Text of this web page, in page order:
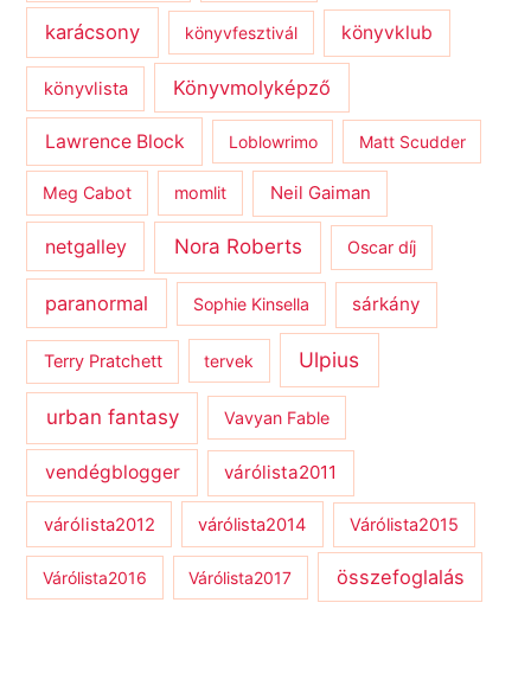
karácsony könyvfesztivál könyvklub
könyvlista Könyvmolyképző
Lawrence Block Loblowrimo Matt Scudder
Meg Cabot momlit Neil Gaiman
netgalley Nora Roberts Oscar díj
paranormal Sophie Kinsella sárkány
Terry Pratchett tervek Ulpius
urban fantasy Vavyan Fable
vendégblogger várólista2011
várólista2012 várólista2014 Várólista2015
Várólista2016 Várólista2017 összefoglalás